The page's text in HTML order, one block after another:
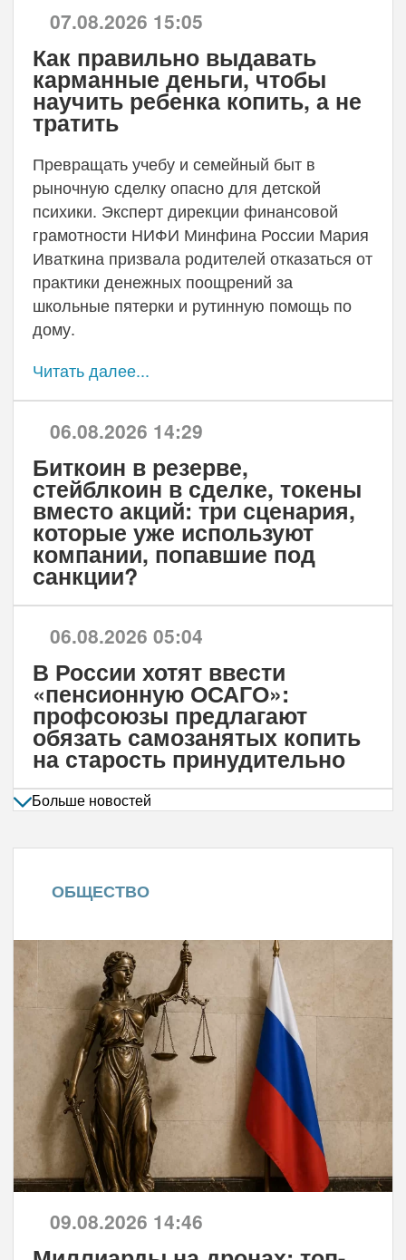
07.08.2026 15:05
Как правильно выдавать
карманные деньги, чтобы
научить ребенка копить, а не
тратить
Превращать учебу и семейный быт в
рыночную сделку опасно для детской
психики. Эксперт дирекции финансовой
грамотности НИФИ Минфина России Мария
Иваткина призвала родителей отказаться от
практики денежных поощрений за
школьные пятерки и рутинную помощь по
дому.
Читать далее...
06.08.2026 14:29
Биткоин в резерве,
стейблкоин в сделке, токены
вместо акций: три сценария,
которые уже используют
компании, попавшие под
санкции?
06.08.2026 05:04
В России хотят ввести
«пенсионную ОСАГО»:
профсоюзы предлагают
обязать самозанятых копить
на старость принудительно
Больше новостей
ОБЩЕСТВО
09.08.2026 14:46